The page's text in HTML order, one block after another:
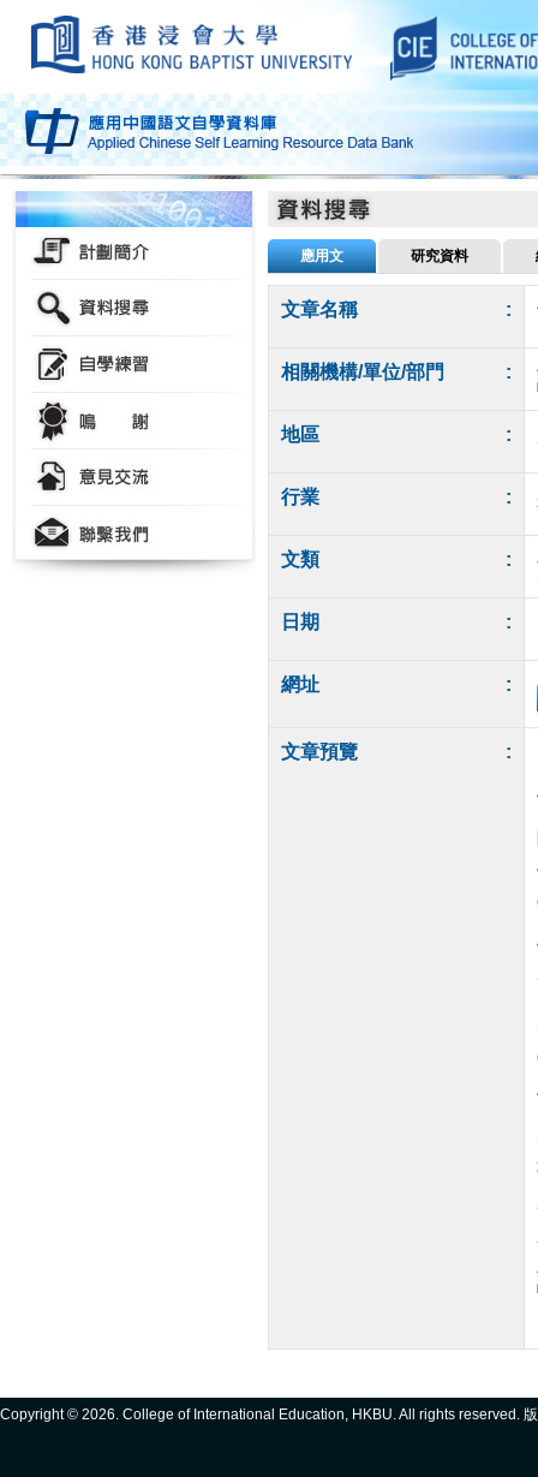
應用文 研究資料
文章名稱 :
相關機構/單位/部門 :
地區 :
行業 :
文類 :
日期 :
網址 :
文章預覽 :
Copyright © 2026. College of International Education, HKBU. All rights reserved.